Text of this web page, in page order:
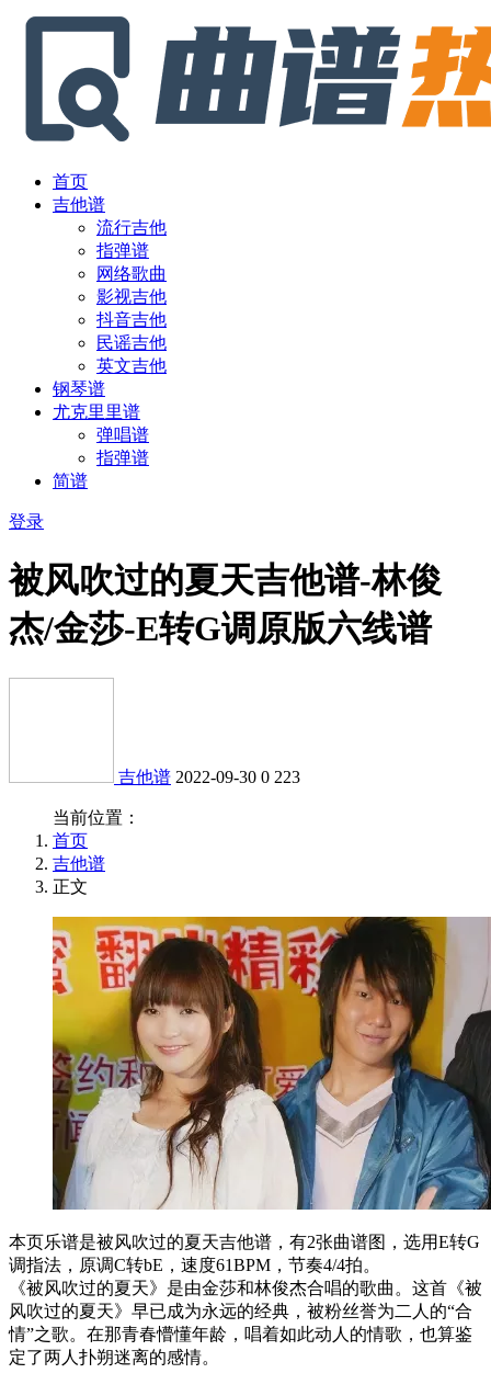
首页
吉他谱
流行吉他
指弹谱
网络歌曲
影视吉他
抖音吉他
民谣吉他
英文吉他
钢琴谱
尤克里里谱
弹唱谱
指弹谱
简谱
登录
被风吹过的夏天吉他谱-林俊
杰/金莎-E转G调原版六线谱
吉他谱 2022-09-30 0 223
当前位置：
首页
吉他谱
正文
本页乐谱是被风吹过的夏天吉他谱，有2张曲谱图，选用E转G
调指法，原调C转bE，速度61BPM，节奏4/4拍。
《被风吹过的夏天》是由金莎和林俊杰合唱的歌曲。这首《被
风吹过的夏天》早已成为永远的经典，被粉丝誉为二人的“合
情”之歌。在那青春懵懂年龄，唱着如此动人的情歌，也算鉴
定了两人扑朔迷离的感情。